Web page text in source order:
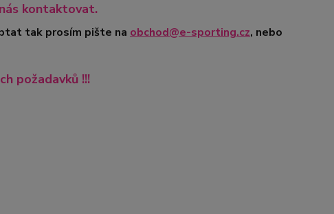
kontaktovat.
tak prosím pište na obchod@e-sporting.cz, nebo
požadavků !!!